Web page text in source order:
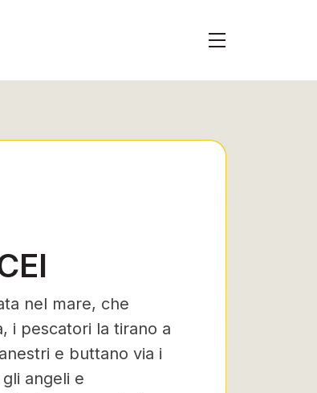
nel mare, che
i pescatori la tirano a
e buttano via i
angeli e